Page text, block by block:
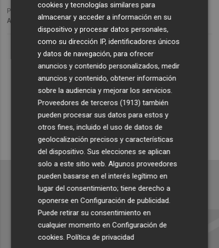
Lo Más Escuchado
Suscríbete al canal de
Whatsapp
Siempre al día de las últimas noticias
¡Quiero suscribirme!
Publicado: 25/06/2021 ·
Actualizado: 29/01/2024 · 11:17
Recibe toda la actualidad de
Plaza Podcast en tu correo
Quiero suscribirme
cookies y tecnologías similares para
almacenar y acceder a información en su
dispositivo y procesar datos personales,
como su dirección IP, identificadores únicos
y datos de navegación, para ofrecer
anuncios y contenido personalizados, medir
anuncios y contenido, obtener información
sobre la audiencia y mejorar los servicios.
Proveedores de terceros (1913) también
pueden procesar sus datos para estos y
otros fines, incluido el uso de datos de
geolocalización precisos y características
del dispositivo. Sus elecciones se aplican
solo a este sitio web. Algunos proveedores
pueden basarse en el interés legítimo en
lugar del consentimiento; tiene derecho a
oponerse enConfiguración de publicidad.
Puede retirar su consentimiento en
cualquier momento enConfiguración de
cookies.Política de privacidad